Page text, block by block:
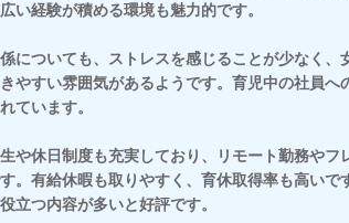
い経験が積める環境も魅力的です。
についても、ストレスを感じることが少なく、
やすい雰囲気があるようです。育児中の社員へ
ています。
や休日制度も充実しており、リモート勤務やフ
。有給休暇も取りやすく、育休取得率も高いで
立つ内容が多いと好評です。